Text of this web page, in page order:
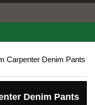
Carpenter Denim Pants
Denim Pants